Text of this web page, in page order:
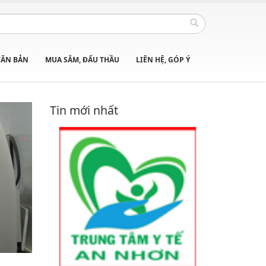
BẢN MUA SẮM, ĐẤU THẦU LIÊN HỆ, GÓP Ý
Tin mới nhất